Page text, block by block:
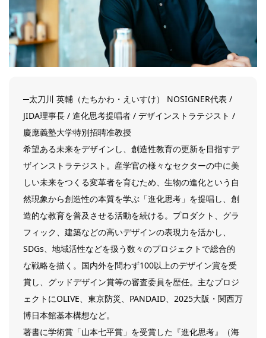
─太刀川 英輔（たちかわ・えいすけ） NOSIGNER代表 /
JIDA理事長 / 進化思考提唱者 / デザインストラテジスト /
慶應義塾大学特別招聘准教授
希望ある未来をデザインし、創造性教育の更新を目指すデ
ザインストラテジスト。産学官の様々なセクターの中に美
しい未来をつくる変革者を育むため、生物の進化という自
然現象から創造性の本質を学ぶ「進化思考」を提唱し、創
造的な教育を普及させる活動を続ける。プロダクト、グラ
フィック、建築などの高いデザインの表現力を活かし、
SDGs、地域活性などを扱う数々のプロジェクトで総合的
な戦略を描く。国内外を問わず100以上のデザイン賞を受
賞し、グッドデザイン賞等の審査委員を歴任。主なプロジ
ェクトにOLIVE、東京防災、PANDAID、2025大阪・関西万
博日本館基本構想など。
著書に学術賞「山本七平賞」を受賞した『進化思考』（海